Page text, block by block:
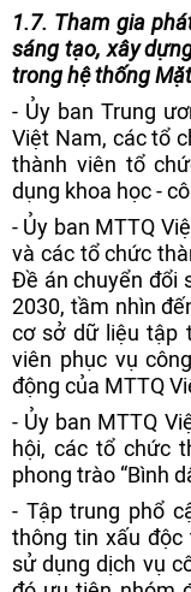
1.7. Tham gia
sáng tạo, xây
trong hệ thống
- Ủy ban Trung
Việt Nam, các tổ
thành viên tổ
dụng khoa học -
- Ủy ban MTTQ
và các tổ chức
Đề án chuyển đổi
2030, tầm nhìn
cơ sở dữ liệu tập
viên phục vụ
động của MTTQ
- Ủy ban MTTQ
hội, các tổ chức
phong trào “Bình
- Tập trung phổ
thông tin xấu độc
sử dụng dịch vụ